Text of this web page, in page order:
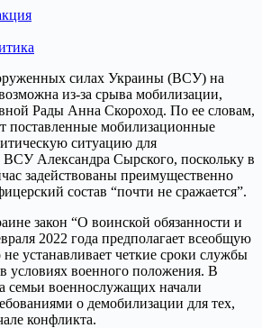
силах Украины (ВСУ) на
из-за срыва мобилизации,
Рады Анна Скороход. По ее словам,
поставленные мобилизационные
ситуацию для
Александра Сырского, поскольку в
задействованы преимущественно
состав “почти не сражается”.
закон “О воинской обязанности и
2022 года предполагает всеобщую
устанавливает четкие сроки службы
условиях военного положения. В
семьи военнослужащих начали
о демобилизации для тех,
конфликта.